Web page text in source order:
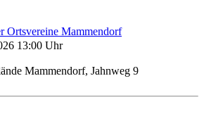
Ortsvereine Mammendorf
13:00 Uhr
Mammendorf, Jahnweg 9